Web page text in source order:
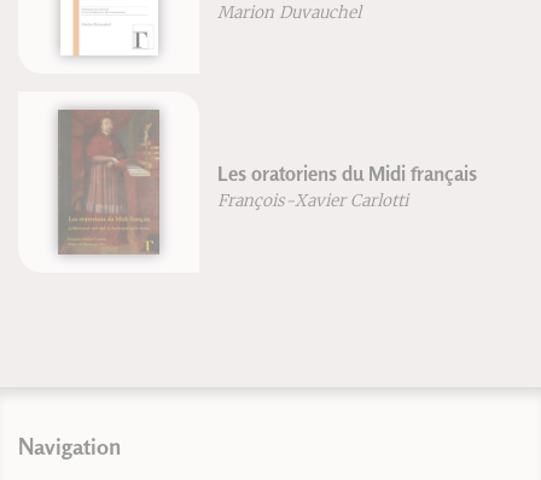
Marion Duvauchel
Les oratoriens du Midi français
François-Xavier Carlotti
Navigation